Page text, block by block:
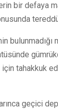
bir defaya
bulunmadığı
tahakkuk
geçici